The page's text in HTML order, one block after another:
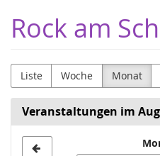
Haupt-
Inhalt
Rock am
Liste Woche Monat
Veranstaltungen im